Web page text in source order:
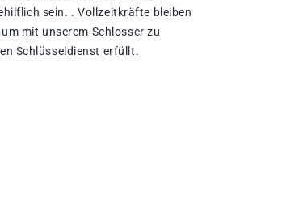
sein. . Vollzeitkräfte bleiben
mit unserem Schlosser zu
Schlüsseldienst erfüllt.